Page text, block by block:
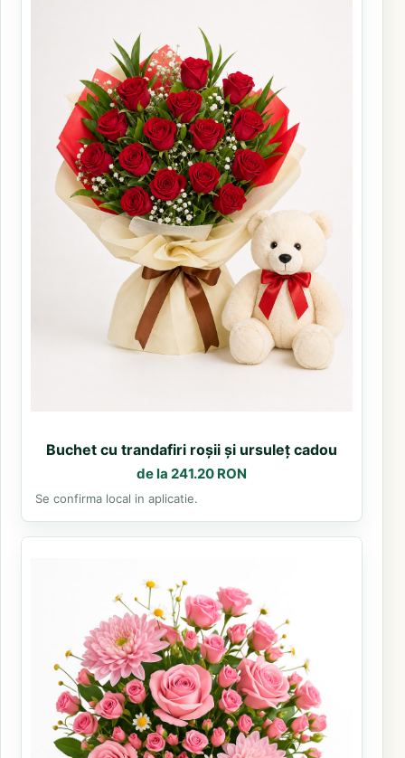
Buchet cu trandafiri roșii și ursuleț cadou
de la 241.20 RON
Se confirma local in aplicatie.